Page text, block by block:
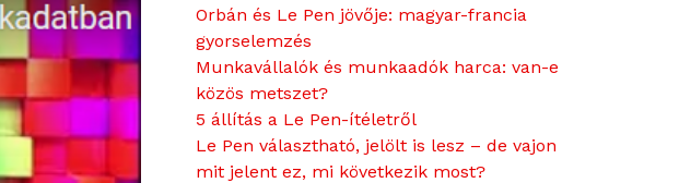
Orbán és Le Pen jövője: magyar-francia
gyorselemzés
Munkavállalók és munkaadók harca: van-e
közös metszet?
5 állítás a Le Pen-ítéletről
Le Pen választható, jelölt is lesz – de vajon
mit jelent ez, mi következik most?